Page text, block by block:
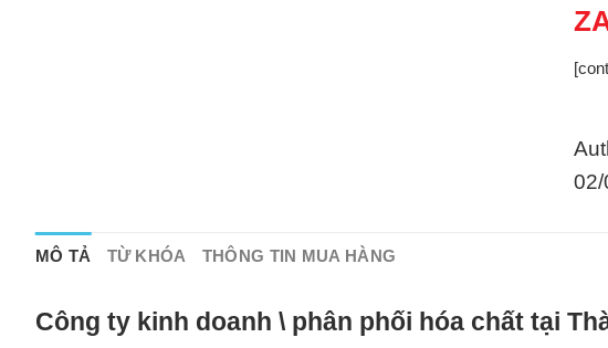
02/
MÔ TẢ TỪ KHÓA THÔNG TIN MUA HÀNG
Công ty kinh doanh \ phân phối hóa chất tại